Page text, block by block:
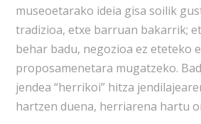
museoetarako ideia gisa soilik
tradizioa, etxe barruan bakarrik;
behar badu, negozioa ez eteteko
proposamenetara mugatzeko.
jendea “herrikoi” hitza
hartzen duena, herriarena hartu